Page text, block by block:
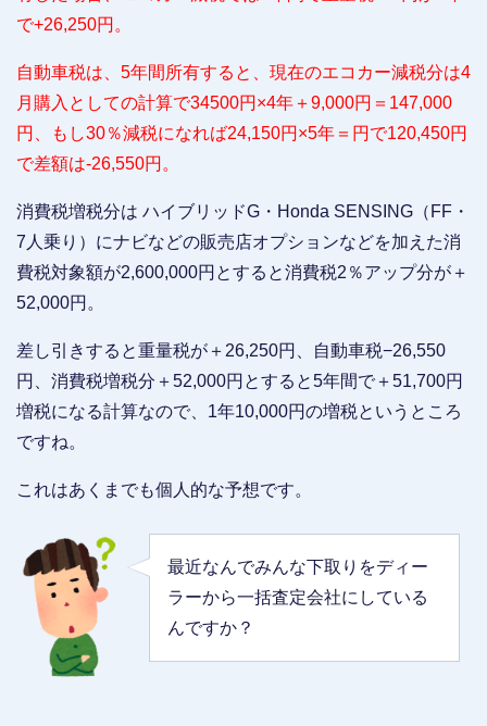
で+26,250円。
自動車税は、5年間所有すると、現在のエコカー減税分は4
月購入としての計算で34500円×4年＋9,000円＝147,000
円、もし30％減税になれば24,150円×5年＝円で120,450円
で差額は-26,550円。
消費税増税分は ハイブリッドG・Honda SENSING（FF・
7人乗り）にナビなどの販売店オプションなどを加えた消
費税対象額が2,600,000円とすると消費税2％アップ分が＋
52,000円。
差し引きすると重量税が＋26,250円、自動車税−26,550
円、消費税増税分＋52,000円とすると5年間で＋51,700円
増税になる計算なので、1年10,000円の増税というところ
ですね。
これはあくまでも個人的な予想です。
最近なんでみんな下取りをディー
ラーから一括査定会社にしている
んですか？